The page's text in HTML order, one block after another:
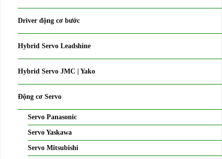
Driver động cơ bước
Hybrid Servo Leadshine
Hybrid Servo JMC | Yako
Động cơ Servo
Servo Panasonic
Servo Yaskawa
Servo Mitsubishi